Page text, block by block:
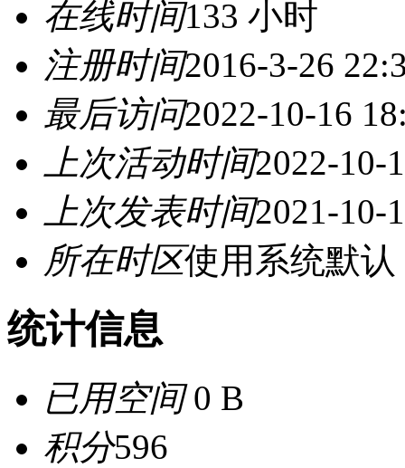
在线时间133 小时
注册时间2016-3-26
最后访问2022-10-16
上次活动时间2022-10-
上次发表时间2021-10-
所在时区使用系统默认
统计信息
已用空间0 B
积分596